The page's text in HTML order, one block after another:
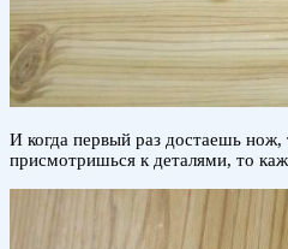
И когда первый раз достаешь
присмотришься к деталями, то